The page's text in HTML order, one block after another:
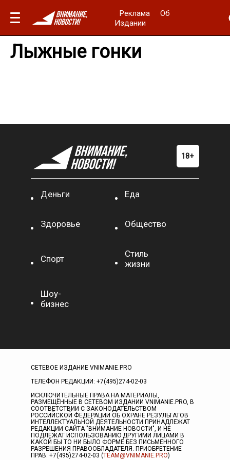
Реклама
Об
Издании
Лыжные гонки
Деньги Еда
Здоровье Общество
Спорт
Стиль
жизни
Шоу-
бизнес
СЕТЕВОЕ ИЗДАНИЕ VNIMANIE.PRO
ТЕЛЕФОН РЕДАКЦИИ: +7(495)274-02-03
ИСКЛЮЧИТЕЛЬНЫЕ ПРАВА НА МАТЕРИАЛЫ,
РАЗМЕЩЁННЫЕ В СЕТЕВОМ ИЗДАНИИ VNIMANIE.PRO, В
СООТВЕТСТВИИ С ЗАКОНОДАТЕЛЬСТВОМ
РОССИЙСКОЙ ФЕДЕРАЦИИ ОБ ОХРАНЕ РЕЗУЛЬТАТОВ
ИНТЕЛЛЕКТУАЛЬНОЙ ДЕЯТЕЛЬНОСТИ ПРИНАДЛЕЖАТ
РЕДАКЦИИ САЙТА "ВНИМАНИЕ НОВОСТИ", И НЕ
ПОДЛЕЖАТ ИСПОЛЬЗОВАНИЮ ДРУГИМИ ЛИЦАМИ В
КАКОЙ БЫ ТО НИ БЫЛО ФОРМЕ БЕЗ ПИСЬМЕННОГО
РАЗРЕШЕНИЯ ПРАВООБЛАДАТЕЛЯ. ПРИОБРЕТЕНИЕ
ПРАВ: +7(495)274-02-03 (TEAM@VNIMANIE.PRO)